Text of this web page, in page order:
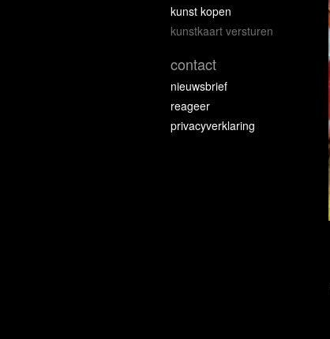
kunst kopen
kunstkaart versturen
contact
nieuwsbrief
reageer
privacyverklaring